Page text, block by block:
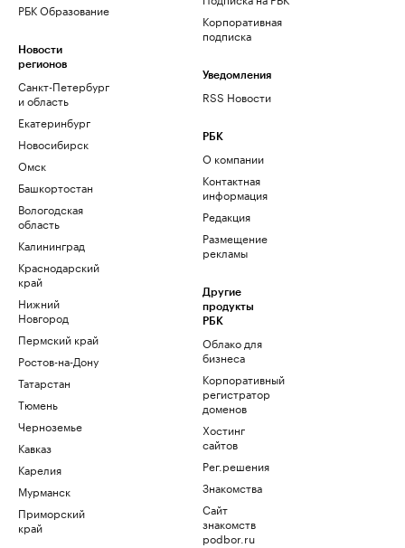
РБК Образование
Новости
регионов
Санкт-Петербург
и область
Екатеринбург
Новосибирск
Омск
Башкортостан
Вологодская
область
Калининград
Краснодарский
край
Нижний
Новгород
Пермский край
Ростов-на-Дону
Татарстан
Тюмень
Черноземье
Кавказ
Карелия
Мурманск
Приморский
край
Корпоративная
подписка
Уведомления
RSS Новости
РБК
О компании
Контактная
информация
Редакция
Размещение
рекламы
Другие
продукты
РБК
Облако для
бизнеса
Корпоративный
регистратор
доменов
Хостинг
сайтов
Рег.решения
Знакомства
Сайт
знакомств
podbor.ru